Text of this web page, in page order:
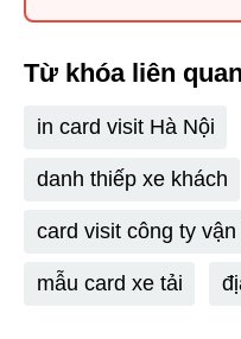
Từ khóa liên
in card visit Hà Nội
danh thiếp xe khách
card visit công ty vận
mẫu card xe tải